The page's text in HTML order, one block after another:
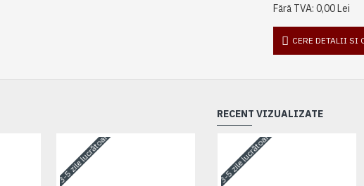
Fără TVA: 0,00 Lei
CERE DETALII SI
3-5 zile lucrătoare 3-5 zile lucrătoare
RECENT VIZUALIZATE
3-5 zile lucrătoare